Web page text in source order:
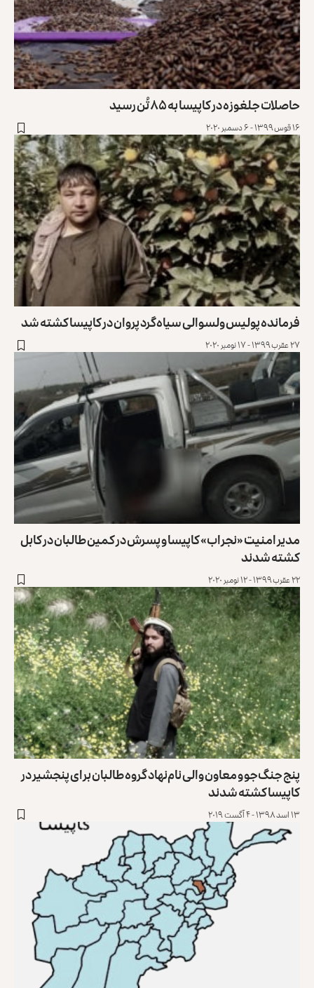
حاصلات جلغوزه در کاپیسا به ۸۵ تُن رسید
۱۶ قوس ۱۳۹۹ - ۶ دسمبر ۲۰۲۰
فرمانده پولیس ولسوالی سیاه‌گرد پروان در کاپیسا کشته شد
۲۷ عقرب ۱۳۹۹ - ۱۷ نومبر ۲۰۲۰
مدیر امنیت «نجراب» کاپیسا و پسرش در کمین طالبان در کابل
کشته شدند
۲۲ عقرب ۱۳۹۹ - ۱۲ نومبر ۲۰۲۰
پنج جنگ‌جو و معاون والی نام‌نهاد گروه طالبان برای پنجشیر در
کاپیسا کشته شدند
۱۳ اسد ۱۳۹۸ - ۴ آگست ۲۰۱۹